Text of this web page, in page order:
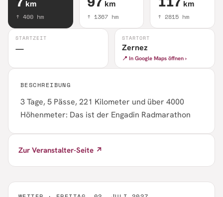
STARTZEIT
—
STARTORT
Zernez
📍 In Google Maps öffnen ›
km
↑ 400 hm
km
↑ 1367hm
km
↑2815 hm
BESCHREIBUNG
3 Tage, 5 Pässe, 221 Kilometer und über 4000
Höhenmeter: Das ist der Engadin Radmarathon
Zur Veranstalter-Seite ↗